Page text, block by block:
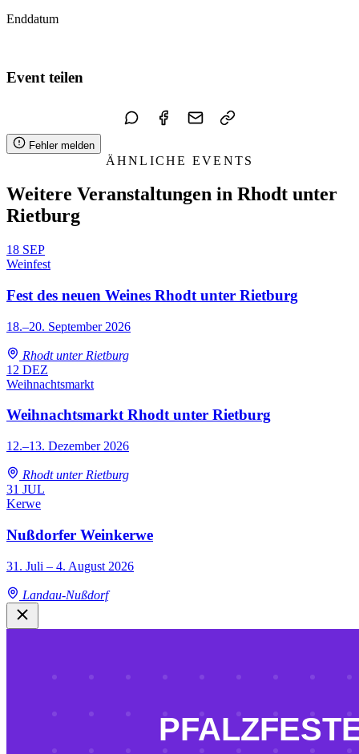
Enddatum
Event teilen
Fehler melden
ÄHNLICHE EVENTS
Weitere Veranstaltungen in Rhodt unter
Rietburg
18 SEP
Weinfest
Fest des neuen Weines Rhodt unter Rietburg
18.–20. September 2026
Rhodt unter Rietburg
12 DEZ
Weihnachtsmarkt
Weihnachtsmarkt Rhodt unter Rietburg
12.–13. Dezember 2026
Rhodt unter Rietburg
31 JUL
Kerwe
Nußdorfer Weinkerwe
31. Juli – 4. August 2026
Landau-Nußdorf